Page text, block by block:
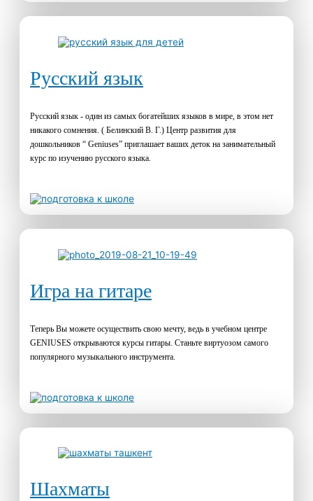
Русский язык
Русский язык - один из самых богатейших языков в мире, в этом нет
никакого сомнения. ( Белинский В. Г.) Центр развития для
дошкольников “ Geniuses” приглашает ваших деток на занимательный
курс по изучению русского языка.
Игра на гитаре
Теперь Вы можете осуществить свою мечту, ведь в учебном центре
GENIUSES открываются курсы гитары. Станьте виртуозом самого
популярного музыкального инструмента.
Шахматы